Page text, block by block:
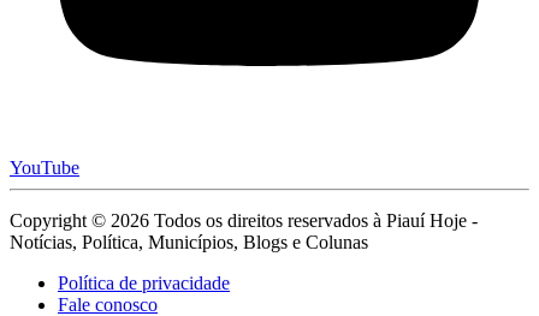
YouTube
Copyright © 2026 Todos os direitos reservados à Piauí Hoje -
Notícias, Política, Municípios, Blogs e Colunas
Política de privacidade
Fale conosco